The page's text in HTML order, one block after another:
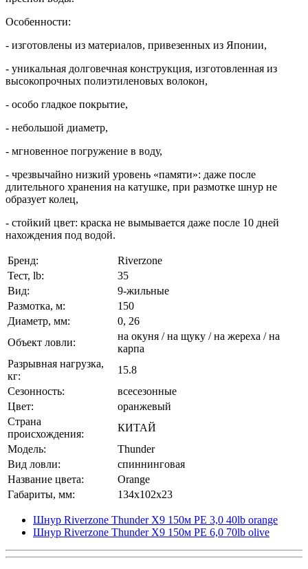
Особенности:
- изготовлены из материалов, привезенных из Японии,
- уникальная долговечная конструкция, изготовленная из
высокопрочных полиэтиленовых волокон,
- особо гладкое покрытие,
- небольшой диаметр,
- мгновенное погружение в воду,
- чрезвычайно низкий уровень «памяти»: даже после
длительного хранения на катушке, при размотке шнур не
образует колец,
- стойкий цвет: краска не вымывается даже после 10 дней
нахождения под водой.
Бренд:
Riverzone
Тест, lb:
35
Вид:
9-жильные
Размотка, м:
150
Диаметр, мм:
0, 26
Объект ловли:
на окуня / на щуку / на жереха / на
карпа
Разрывная нагрузка,
кг:
15.8
Сезонность:
всесезонные
Цвет:
оранжевый
Страна
происхождения:
КИТАЙ
Модель:
Thunder
Вид ловли:
спиннинговая
Название цвета:
Orange
Габариты, мм:
134x102x23
Шнур Riverzone Thunder X9 150м PE 3,0 40lb orange
Шнур Riverzone Thunder X9 150м PE 6,0 70lb olive